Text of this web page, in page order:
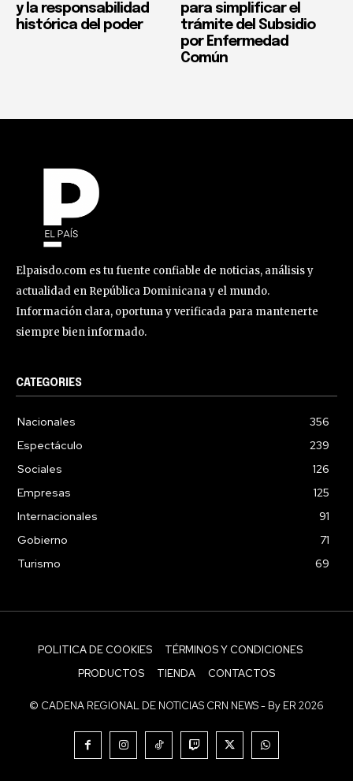
y la responsabilidad
histórica del poder
para simplificar el
trámite del Subsidio
por Enfermedad
Común
Elpaisdo.com es tu fuente confiable de noticias, análisis y
actualidad en República Dominicana y el mundo.
Información clara, oportuna y verificada para mantenerte
siempre bien informado.
CATEGORIES
Nacionales
356
Espectáculo
239
Sociales
126
Empresas
125
Internacionales
91
Gobierno
71
Turismo
69
POLITICA DE COOKIES
TÉRMINOS Y CONDICIONES
PRODUCTOS
TIENDA CONTACTOS
© CADENA REGIONAL DE NOTICIAS CRN NEWS - By ER 2026